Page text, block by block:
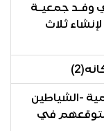
وفـد جمعيـة
ثلاث
-الشياطين
لتوقعهم في